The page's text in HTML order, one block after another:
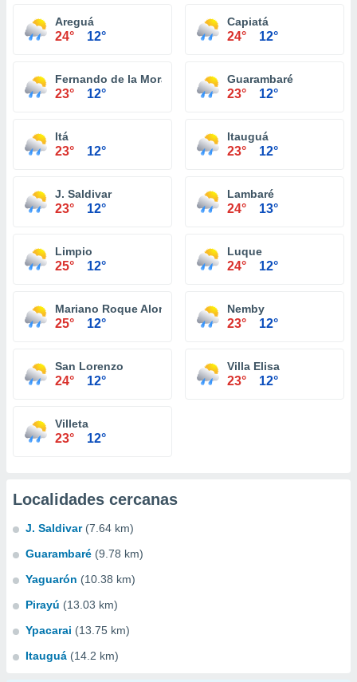
Areguá
24° 12°
Capiatá
24° 12°
Fernando de la Mora
23° 12°
Guarambaré
23° 12°
Itá
23° 12°
Itauguá
23° 12°
J. Saldivar
23° 12°
Lambaré
24° 13°
Limpio
25° 12°
Luque
24° 12°
Mariano Roque Alonso
25° 12°
Nemby
23° 12°
San Lorenzo
24° 12°
Villa Elisa
23° 12°
Villeta
23° 12°
Localidades cercanas
J. Saldivar (7.64 km)
Guarambaré (9.78 km)
Yaguarón (10.38 km)
Pirayú (13.03 km)
Ypacarai (13.75 km)
Itauguá (14.2 km)